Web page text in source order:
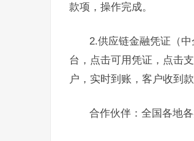
款项，操作完成。
2.供应链金融凭证（
台，点击可用凭证，点击
户，实时到账，客户收到
合作伙伴：全国各地